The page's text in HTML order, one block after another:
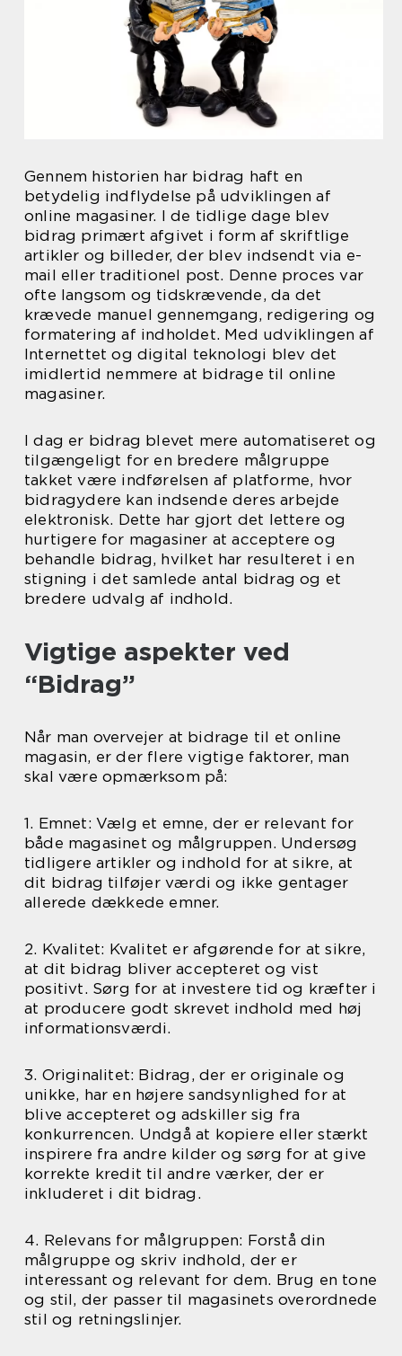
Gennem historien har bidrag haft en
betydelig indflydelse på udviklingen af
online magasiner. I de tidlige dage blev
bidrag primært afgivet i form af skriftlige
artikler og billeder, der blev indsendt via e-
mail eller traditionel post. Denne proces var
ofte langsom og tidskrævende, da det
krævede manuel gennemgang, redigering og
formatering af indholdet. Med udviklingen af
Internettet og digital teknologi blev det
imidlertid nemmere at bidrage til online
magasiner.
I dag er bidrag blevet mere automatiseret og
tilgængeligt for en bredere målgruppe
takket være indførelsen af platforme, hvor
bidragydere kan indsende deres arbejde
elektronisk. Dette har gjort det lettere og
hurtigere for magasiner at acceptere og
behandle bidrag, hvilket har resulteret i en
stigning i det samlede antal bidrag og et
bredere udvalg af indhold.
Vigtige aspekter ved
“Bidrag”
Når man overvejer at bidrage til et online
magasin, er der flere vigtige faktorer, man
skal være opmærksom på:
1. Emnet: Vælg et emne, der er relevant for
både magasinet og målgruppen. Undersøg
tidligere artikler og indhold for at sikre, at
dit bidrag tilføjer værdi og ikke gentager
allerede dækkede emner.
2. Kvalitet: Kvalitet er afgørende for at sikre,
at dit bidrag bliver accepteret og vist
positivt. Sørg for at investere tid og kræfter i
at producere godt skrevet indhold med høj
informationsværdi.
3. Originalitet: Bidrag, der er originale og
unikke, har en højere sandsynlighed for at
blive accepteret og adskiller sig fra
konkurrencen. Undgå at kopiere eller stærkt
inspirere fra andre kilder og sørg for at give
korrekte kredit til andre værker, der er
inkluderet i dit bidrag.
4. Relevans for målgruppen: Forstå din
målgruppe og skriv indhold, der er
interessant og relevant for dem. Brug en tone
og stil, der passer til magasinets overordnede
stil og retningslinjer.